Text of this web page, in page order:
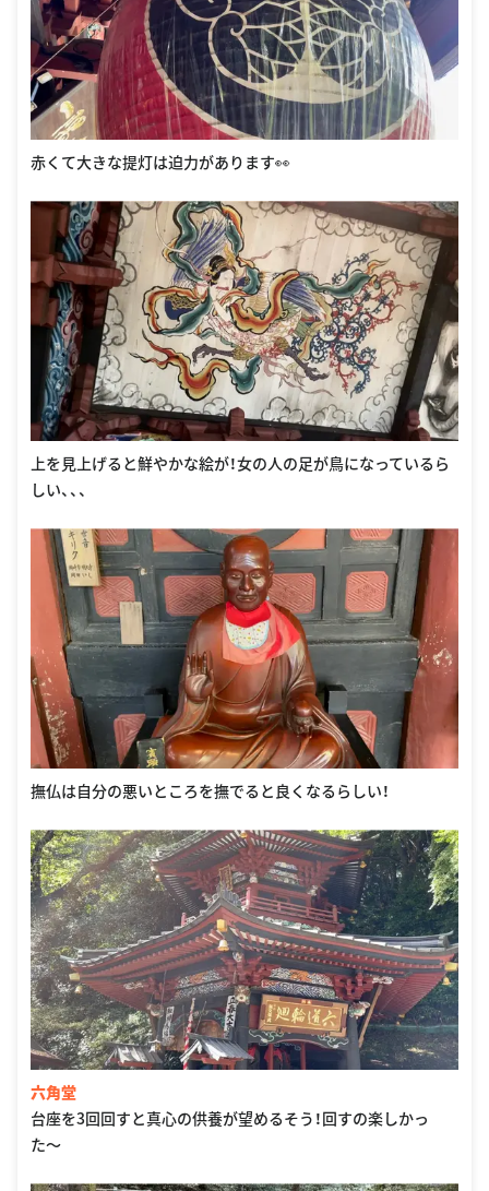
赤くて大きな提灯は迫力があります👀
上を見上げると鮮やかな絵が！女の人の足が鳥になっているら
しい、、、
撫仏は自分の悪いところを撫でると良くなるらしい！
六角堂
台座を3回回すと真心の供養が望めるそう！回すの楽しかっ
た〜